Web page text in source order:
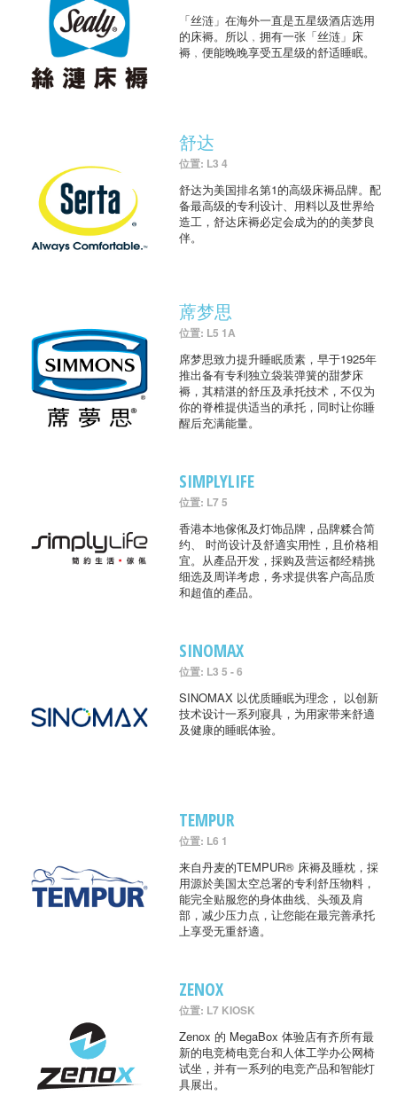
「丝涟」在海外一直是五星级酒店选用
的床褥。所以﹐拥有一张「丝涟」床
褥﹐便能晚晚享受五星级的舒适睡眠。
舒达
位置: L3 4
舒达为美国排名第1的高级床褥品牌。配
备最高级的专利设计、用料以及世界给
造工，舒达床褥必定会成为的的美梦良
伴。
蓆梦思
位置: L5 1A
席梦思致力提升睡眠质素，早于1925年
推出备有专利独立袋装弹簧的甜梦床
褥，其精湛的舒压及承托技术，不仅为
你的脊椎提供适当的承托，同时让你睡
醒后充满能量。
SIMPLYLIFE
位置: L7 5
香港本地傢俬及灯饰品牌，品牌糅合简
约、 时尚设计及舒適实用性，且价格相
宜。从產品开发，採购及营运都经精挑
细选及周详考虑，务求提供客户高品质
和超值的產品。
SINOMAX
位置: L3 5 - 6
SINOMAX 以优质睡眠为理念， 以创新
技术设计一系列寢具，为用家带来舒適
及健康的睡眠体验。
TEMPUR
位置: L6 1
来自丹麦的TEMPUR® 床褥及睡枕，採
用源於美国太空总署的专利舒压物料，
能完全贴服您的身体曲线、头颈及肩
部，减少压力点，让您能在最完善承托
上享受无重舒適。
ZENOX
位置: L7 KIOSK
Zenox 的 MegaBox 体验店有齐所有最
新的电竞椅电竞台和人体工学办公网椅
试坐，并有一系列的电竞产品和智能灯
具展出。